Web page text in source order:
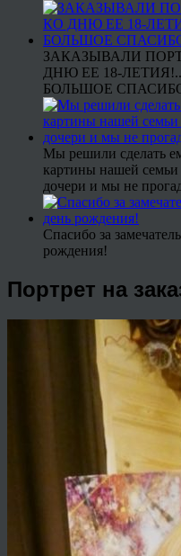
ЗАКАЗЫВАЛИ
ДНЮ ЕЕ 18-
БОЛЬШОЕ
Мы решили сделать
картины нашей
дочери и мы не
Спасибо за
рождения!
Портрет на